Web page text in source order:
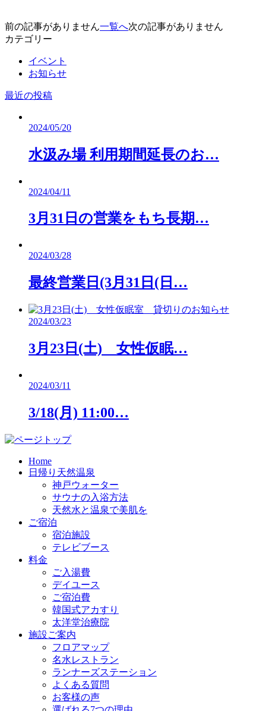
前の記事がありません一覧へ次の記事がありません
カテゴリー
イベント
お知らせ
最近の投稿
2024/05/20
水汲み場 利用期間延長のお…
2024/04/11
3月31日の営業をもち長期…
2024/03/28
最終営業日(3月31日(日…
2024/03/23
3月23日(土) 女性仮眠…
2024/03/11
3/18(月) 11:00…
Home
日帰り天然温泉
神戸ウォーター
サウナの入浴方法
天然水と温泉で美肌を
ご宿泊
宿泊施設
テレビブース
料金
ご入湯費
デイユース
ご宿泊費
韓国式アカすり
太洋堂治療院
施設ご案内
フロアマップ
名水レストラン
ランナーズステーション
よくある質問
お客様の声